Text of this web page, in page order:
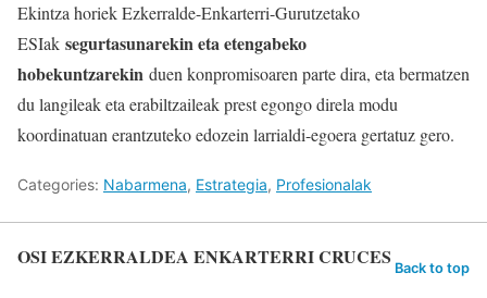
Ekintza horiek Ezkerralde-Enkarterri-Gurutzetako
ESIak segurtasunarekin eta etengabeko
hobekuntzarekin duen konpromisoaren parte dira, eta bermatzen
du langileak eta erabiltzaileak prest egongo direla modu
koordinatuan erantzuteko edozein larrialdi-egoera gertatuz gero.
Categories: Nabarmena, Estrategia, Profesionalak
OSI EZKERRALDEA ENKARTERRI CRUCES Back to top